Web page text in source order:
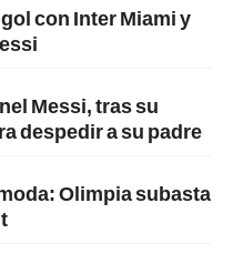
con Inter Miami y
Messi, tras su
despedir a su padre
Olimpia subasta